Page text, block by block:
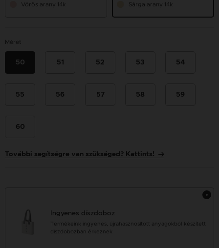
Vörös arany 14k Sárga arany 14k
Méret
50 51 52 53 54
55 56 57 58 59
60
További segítségre van szükséged? Kattints!
Ingyenes díszdoboz
Termékeink ingyenes, újrahasznosított anyagokból készített
díszdobozban érkeznek